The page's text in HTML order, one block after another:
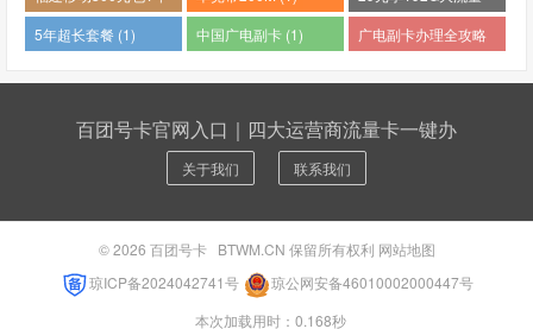
(1)
(1)
5年超长套餐 (1) 中国广电副卡 (1)
广电副卡办理全攻略
百团号卡官网入口｜四大运营商流量卡一键办
关于我们 联系我们
© 2026 百团号卡BTWM.CN 保留所有权利 网站地图
琼ICP备2024042741号
琼公网安备46010002000447号
本次加载用时：0.168秒